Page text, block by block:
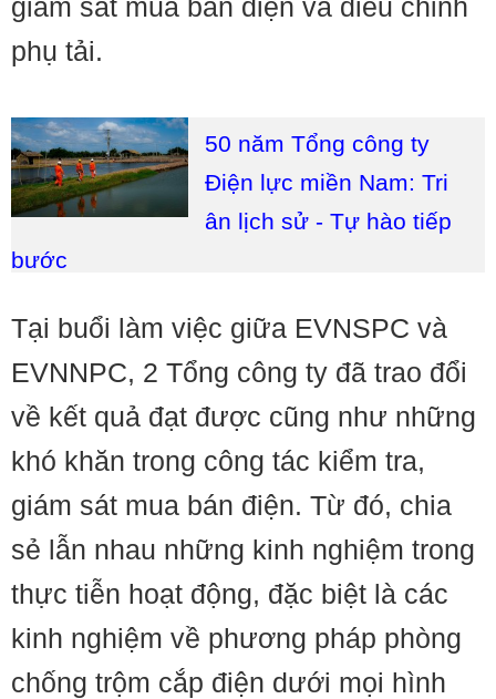
giám sát mua bán điện và điều chỉnh
phụ tải.
50 năm Tổng công ty
Điện lực miền Nam: Tri
ân lịch sử - Tự hào tiếp
bước
Tại buổi làm việc giữa EVNSPC và
EVNNPC, 2 Tổng công ty đã trao đổi
về kết quả đạt được cũng như những
khó khăn trong công tác kiểm tra,
giám sát mua bán điện. Từ đó, chia
sẻ lẫn nhau những kinh nghiệm trong
thực tiễn hoạt động, đặc biệt là các
kinh nghiệm về phương pháp phòng
chống trộm cắp điện dưới mọi hình